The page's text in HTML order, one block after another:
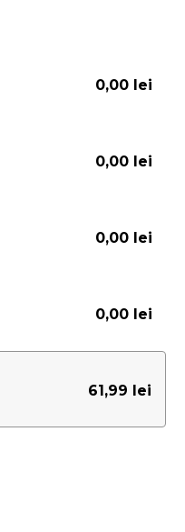
0,00 lei
0,00 lei
0,00 lei
0,00 lei
61,99 lei